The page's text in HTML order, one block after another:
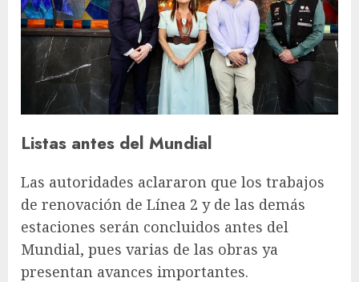
Listas antes del Mundial
Las autoridades aclararon que los trabajos
de renovación de Línea 2 y de las demás
estaciones serán concluidos antes del
Mundial, pues varias de las obras ya
presentan avances importantes.